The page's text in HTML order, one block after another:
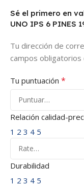
Sé el primero en
UNO IPS 6 PINES
Tu dirección de
campos obligatorios
Tu puntuación *
Relación calidad-
1 2 3 4 5
Durabilidad
1 2 3 4 5